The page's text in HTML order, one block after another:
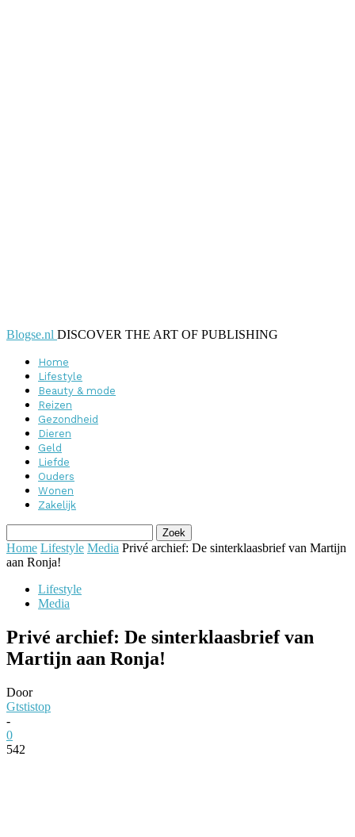
Blogse.nl DISCOVER THE ART OF PUBLISHING
Home
Lifestyle
Beauty & mode
Reizen
Gezondheid
Dieren
Geld
Liefde
Ouders
Wonen
Zakelijk
Home Lifestyle Media Privé archief: De sinterklaasbrief van Martijn
aan Ronja!
Lifestyle
Media
Privé archief: De sinterklaasbrief van
Martijn aan Ronja!
Door
Gtstistop
-
0
542